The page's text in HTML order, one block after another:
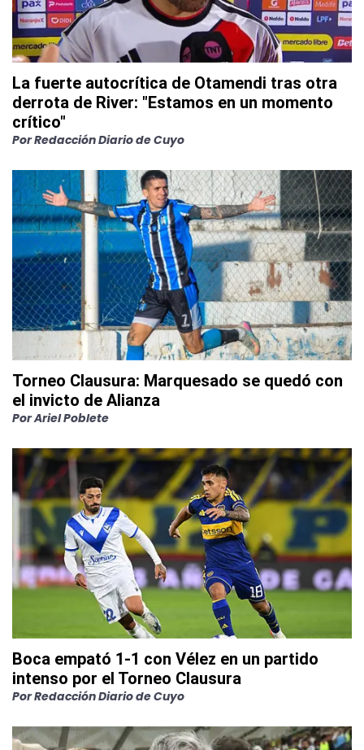
La fuerte autocrítica de Otamendi tras otra
derrota de River: "Estamos en un momento
crítico"
PorRedacción Diario de Cuyo
Torneo Clausura: Marquesado se quedó con
el invicto de Alianza
PorAriel Poblete
Boca empató 1-1 con Vélez en un partido
intenso por el Torneo Clausura
PorRedacción Diario de Cuyo